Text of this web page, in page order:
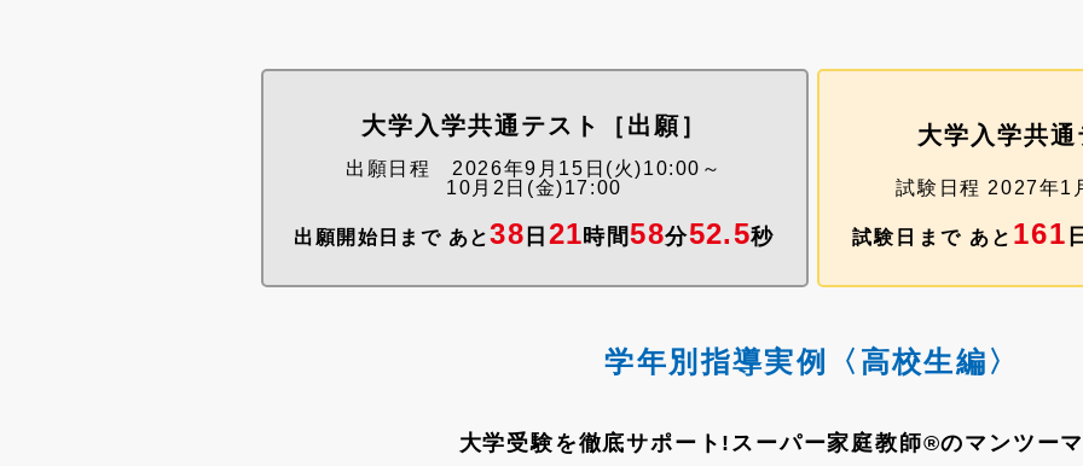
大学入学共通テスト［出願］
出願日程 2026年9月15日(火)10:00～
10月2日(金)17:00
出願開始日まで あと38 日 21時間58分51.4秒
大学入学共
試験日程 2027年1
試験日まで あと 161
学年別指導実例〈高校生編〉
大学受験を徹底サポート! スーパー家庭教師®のマンツー